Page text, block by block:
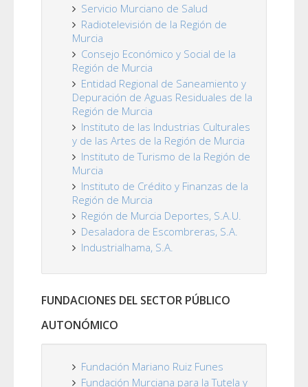
Servicio Murciano de Salud
Radiotelevisión de la Región de
Murcia
Consejo Económico y Social de la
Región de Murcia
Entidad Regional de Saneamiento y
Depuración de Aguas Residuales de la
Región de Murcia
Instituto de las Industrias Culturales
y de las Artes de la Región de Murcia
Instituto de Turismo de la Región de
Murcia
Instituto de Crédito y Finanzas de la
Región de Murcia
Región de Murcia Deportes, S.A.U.
Desaladora de Escombreras, S.A.
Industrialhama, S.A.
FUNDACIONES DEL SECTOR PÚBLICO
AUTONÓMICO
Fundación Mariano Ruiz Funes
Fundación Murciana para la Tutela y